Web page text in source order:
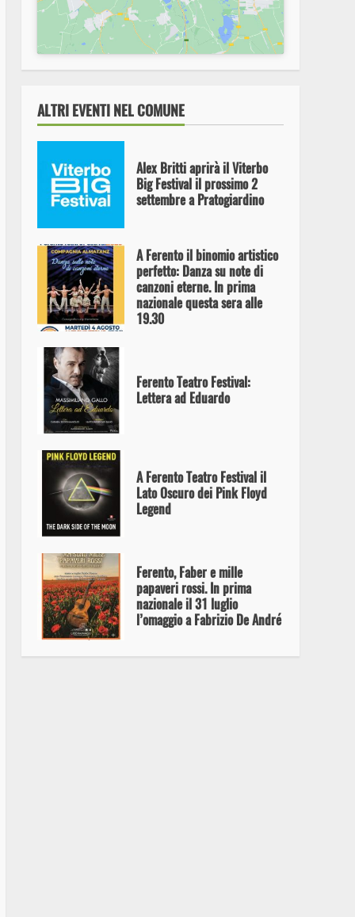
ALTRI EVENTI NEL COMUNE
Ferdinando Bastianini in
Alex Britti aprirà il Viterbo
Big Festival il prossimo 2
settembre a Pratogiardino
A Ferento il binomio artistico
perfetto: Danza su note di
canzoni eterne. In prima
nazionale questa sera alle
19.30
Ferento Teatro Festival:
Lettera ad Eduardo
A Ferento Teatro Festival il
Lato Oscuro dei Pink Floyd
Legend
Ferento, Faber e mille
papaveri rossi. In prima
nazionale il 31 luglio
l’omaggio a Fabrizio De André